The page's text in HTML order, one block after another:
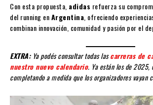
Con esta propuesta, adidas refuerza su
del running enArgentina , ofreciendo
combinan innovación, comunidad y pasión por el
EXTRA:Ya podés consultar todas lascarreras de
nuestro nuevo calendario. Ya están los de 2025,
completando a medida que los organizadores vayan